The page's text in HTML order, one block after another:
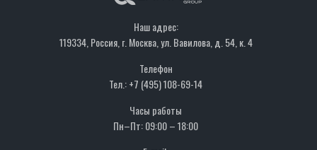
Наш адрес:
119334, Россия, г. Москва, ул. Вавилова, д. 54, к. 4
Телефон
Тел.: +7 (495) 108-69-14
Часы работы
Пн–Пт: 09:00 – 18:00